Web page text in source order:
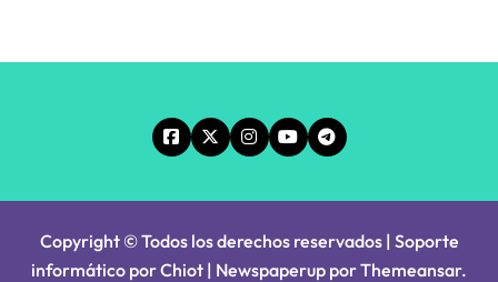
Copyright © Todos los derechos reservados | Soporte
informático por Chiot | Newspaperup porThemeansar.